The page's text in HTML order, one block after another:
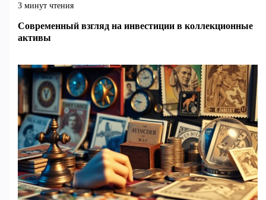
3 минут чтения
Современный взгляд на инвестиции в коллекционные
активы